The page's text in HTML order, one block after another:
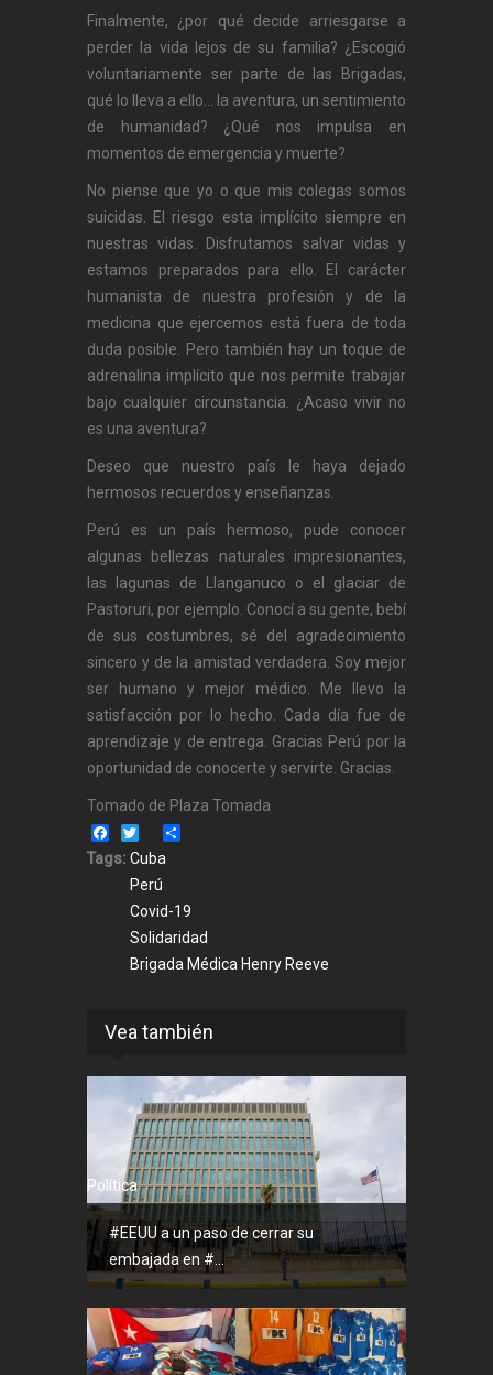
Finalmente, ¿por qué decide arriesgarse a
perder la vida lejos de su familia? ¿Escogió
voluntariamente ser parte de las Brigadas,
qué lo lleva a ello… la aventura, un sentimiento
de humanidad? ¿Qué nos impulsa en
momentos de emergencia y muerte?
No piense que yo o que mis colegas somos
suicidas. El riesgo esta implícito siempre en
nuestras vidas. Disfrutamos salvar vidas y
estamos preparados para ello. El carácter
humanista de nuestra profesión y de la
medicina que ejercemos está fuera de toda
duda posible. Pero también hay un toque de
adrenalina implícito que nos permite trabajar
bajo cualquier circunstancia. ¿Acaso vivir no
es una aventura?
Deseo que nuestro país le haya dejado
hermosos recuerdos y enseñanzas.
Perú es un país hermoso, pude conocer
algunas bellezas naturales impresionantes,
las lagunas de Llanganuco o el glaciar de
Pastoruri, por ejemplo. Conocí a su gente, bebí
de sus costumbres, sé del agradecimiento
sincero y de la amistad verdadera. Soy mejor
ser humano y mejor médico. Me llevo la
satisfacción por lo hecho. Cada día fue de
aprendizaje y de entrega. Gracias Perú por la
oportunidad de conocerte y servirte. Gracias.
Tomado de Plaza Tomada
Facebook
Twitter
Tags: Cuba
Perú
Covid-19
Solidaridad
Brigada Médica Henry Reeve
Vea también
Política
#EEUU a un paso de cerrar su
embajada en #...